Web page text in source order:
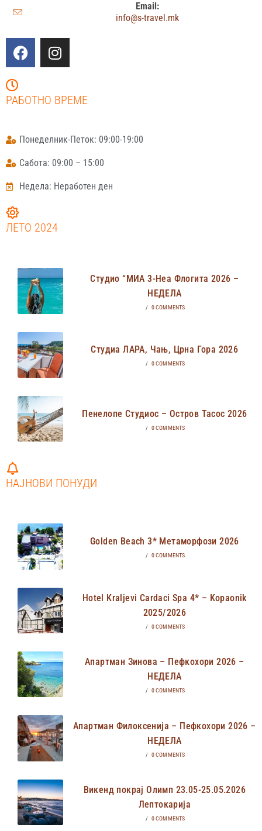
Email:
info@s-travel.mk
РАБОТНО ВРЕМЕ
Понеделник-Петок: 09:00-19:00
Сабота: 09:00 – 15:00
Недела: Неработен ден
ЛЕТО 2024
Студио “МИА 3-Неа Флогита 2026 –
НЕДЕЛА
/ 0 COMMENTS
Студиа ЛАРА, Чањ, Црна Гора 2026
/ 0 COMMENTS
Пенелопе Студиос – Остров Тасос 2026
/ 0 COMMENTS
НАЈНОВИ ПОНУДИ
Golden Beach 3* Метаморфози 2026
/ 0 COMMENTS
Hotel Kraljevi Cardaci Spa 4* – Kopaonik
2025/2026
/ 0 COMMENTS
Апартман Зинова – Пефкохори 2026 –
НЕДЕЛА
/ 0 COMMENTS
Апартман Филоксенија – Пефкохори 2026 –
НЕДЕЛА
/ 0 COMMENTS
Викенд покрај Олимп 23.05-25.05.2026
Лептокарија
/ 0 COMMENTS